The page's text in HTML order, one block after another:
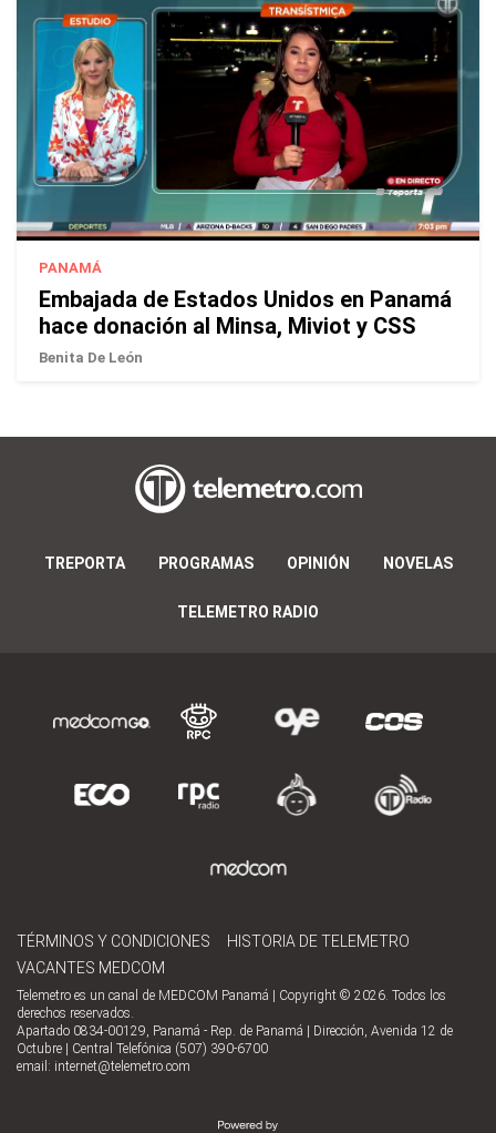
PANAMÁ
Embajada de Estados Unidos en Panamá
hace donación al Minsa, Miviot y CSS
Benita De León
TREPORTA PROGRAMAS OPINIÓN NOVELAS
TELEMETRO RADIO
TÉRMINOS Y CONDICIONES
HISTORIA DE TELEMETRO
VACANTES MEDCOM
Telemetro es un canal de MEDCOM Panamá | Copyright © 2026. Todos los
derechos reservados.
Apartado 0834-00129, Panamá - Rep. de Panamá | Dirección, Avenida 12 de
Octubre | Central Telefónica (507) 390-6700
email: internet@telemetro.com